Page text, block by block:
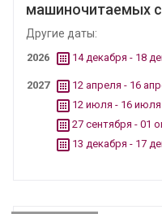
машиночитаемых
Другие даты:
2026 14 декабря - 18
2027
12 апреля - 16
12 июля - 16 июля
27 сентября - 01
13 декабря - 17